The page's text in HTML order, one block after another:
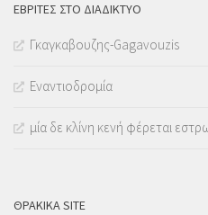
ΕΒΡΊΤΕΣ ΣΤΟ ΔΙΑΔΊΚΤΥΟ
Γκαγκαβουζης-Gagavouzis
Εναντιοδρομία
μία δε κλίνη κενή φέρεται
ΘΡΑΚΙΚΑ SITE